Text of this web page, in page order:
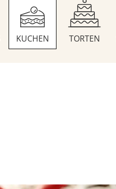
KUCHEN TORTEN